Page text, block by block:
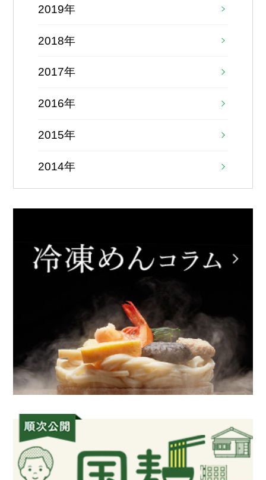
2019年
2018年
2017年
2016年
2015年
2014年